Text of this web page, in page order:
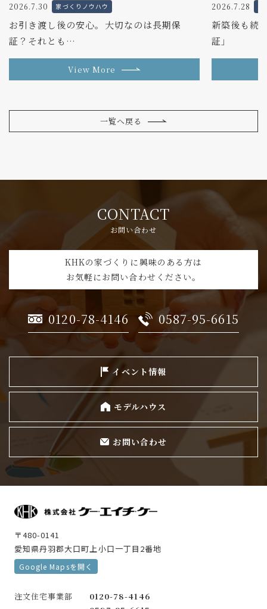
2026.7.30 家づくりノウハウ
お引き渡し後の安心。大切なのは長期保
証？それとも…
View More
2026.7.28
新築後も続
証」
一覧へ戻る
CONTACT
お問い合わせ
KHKの家づくりに興味のある方は
お気軽にお問い合わせください。
0120-78-4146 0587-95-6615
イベント情報
モデルハウス
お問い合わせ
〒480-0141
愛知県丹羽郡大口町上小口一丁目2番地
Google Mapsを開く
注文住宅事業部
0120-78-4146